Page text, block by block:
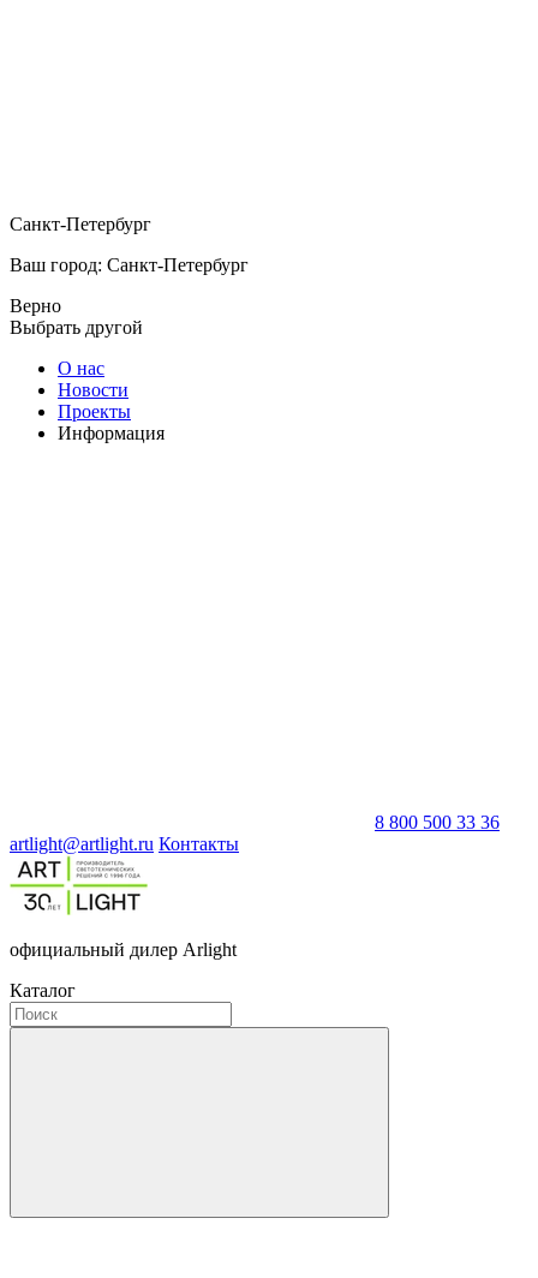
Санкт-Петербург
Ваш город: Санкт-Петербург
Верно
Выбрать другой
О нас
Новости
Проекты
Информация
8 800 500 33 36
artlight@artlight.ru Контакты
официальный дилер Arlight
Каталог